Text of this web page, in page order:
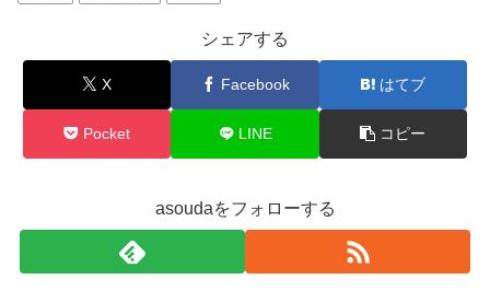
シェアする
X Facebook はてブ
Pocket LINE コピー
asoudaをフォローする